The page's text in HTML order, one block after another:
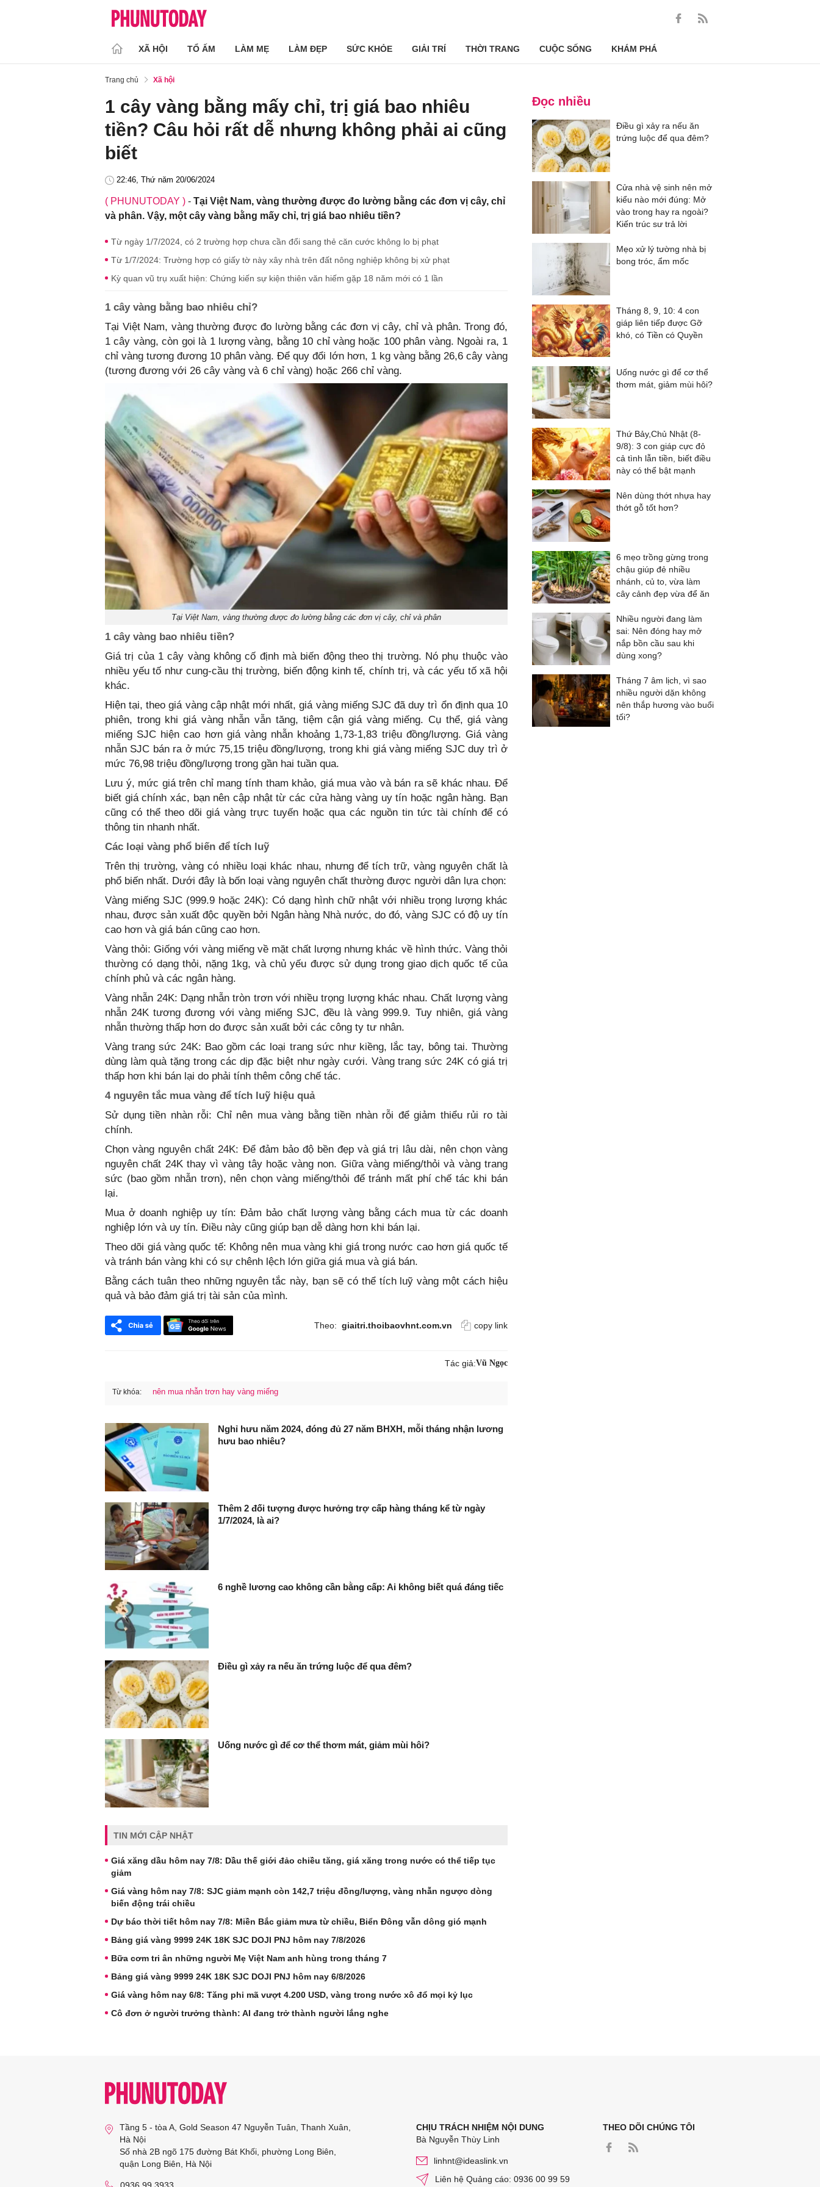
XÃ HỘI TỔ ẤM LÀM MẸ LÀM ĐẸP SỨC KHỎE GIẢI TRÍ THỜI TRANG CUỘC SỐNG KHÁM PHÁ
Trang chủ Xã hội
1 cây vàng bằng mấy chỉ, trị giá bao nhiêu
tiền? Câu hỏi rất dễ nhưng không phải ai cũng
biết
22:46, Thứ năm 20/06/2024
( PHUNUTODAY ) - Tại Việt Nam, vàng thường được đo lường bằng các đơn vị cây, chỉ
và phân. Vậy, một cây vàng bằng mấy chỉ, trị giá bao nhiêu tiền?
Từ ngày 1/7/2024, có 2 trường hợp chưa cần đổi sang thẻ căn cước không lo bị phạt
Từ 1/7/2024: Trường hợp có giấy tờ này xây nhà trên đất nông nghiệp không bị xử phạt
Kỳ quan vũ trụ xuất hiện: Chứng kiến sự kiện thiên văn hiếm gặp 18 năm mới có 1 lần
1 cây vàng bằng bao nhiêu chỉ?
Tại Việt Nam, vàng thường được đo lường bằng các đơn vị cây, chỉ và phân. Trong đó,
1 cây vàng, còn gọi là 1 lượng vàng, bằng 10 chỉ vàng hoặc 100 phân vàng. Ngoài ra, 1
chỉ vàng tương đương 10 phân vàng. Để quy đổi lớn hơn, 1 kg vàng bằng 26,6 cây vàng
(tương đương với 26 cây vàng và 6 chỉ vàng) hoặc 266 chỉ vàng.
Tại Việt Nam, vàng thường được đo lường bằng các đơn vị cây, chỉ và phân
1 cây vàng bao nhiêu tiền?
Giá trị của 1 cây vàng không cố định mà biến động theo thị trường. Nó phụ thuộc vào
nhiều yếu tố như cung-cầu thị trường, biến động kinh tế, chính trị, và các yếu tố xã hội
khác.
Hiện tại, theo giá vàng cập nhật mới nhất, giá vàng miếng SJC đã duy trì ổn định qua 10
phiên, trong khi giá vàng nhẫn vẫn tăng, tiệm cận giá vàng miếng. Cụ thể, giá vàng
miếng SJC hiện cao hơn giá vàng nhẫn khoảng 1,73-1,83 triệu đồng/lượng. Giá vàng
nhẫn SJC bán ra ở mức 75,15 triệu đồng/lượng, trong khi giá vàng miếng SJC duy trì ở
mức 76,98 triệu đồng/lượng trong gần hai tuần qua.
Lưu ý, mức giá trên chỉ mang tính tham khảo, giá mua vào và bán ra sẽ khác nhau. Để
biết giá chính xác, bạn nên cập nhật từ các cửa hàng vàng uy tín hoặc ngân hàng. Bạn
cũng có thể theo dõi giá vàng trực tuyến hoặc qua các nguồn tin tức tài chính để có
thông tin nhanh nhất.
Các loại vàng phổ biến để tích luỹ
Trên thị trường, vàng có nhiều loại khác nhau, nhưng để tích trữ, vàng nguyên chất là
phổ biến nhất. Dưới đây là bốn loại vàng nguyên chất thường được người dân lựa chọn:
Vàng miếng SJC (999.9 hoặc 24K): Có dạng hình chữ nhật với nhiều trọng lượng khác
nhau, được sản xuất độc quyền bởi Ngân hàng Nhà nước, do đó, vàng SJC có độ uy tín
cao hơn và giá bán cũng cao hơn.
Vàng thỏi: Giống với vàng miếng về mặt chất lượng nhưng khác về hình thức. Vàng thỏi
thường có dạng thỏi, nặng 1kg, và chủ yếu được sử dụng trong giao dịch quốc tế của
chính phủ và các ngân hàng.
Vàng nhẫn 24K: Dạng nhẫn tròn trơn với nhiều trọng lượng khác nhau. Chất lượng vàng
nhẫn 24K tương đương với vàng miếng SJC, đều là vàng 999.9. Tuy nhiên, giá vàng
nhẫn thường thấp hơn do được sản xuất bởi các công ty tư nhân.
Vàng trang sức 24K: Bao gồm các loại trang sức như kiềng, lắc tay, bông tai. Thường
dùng làm quà tặng trong các dịp đặc biệt như ngày cưới. Vàng trang sức 24K có giá trị
thấp hơn khi bán lại do phải tính thêm công chế tác.
4 nguyên tắc mua vàng để tích luỹ hiệu quả
Sử dụng tiền nhàn rỗi: Chỉ nên mua vàng bằng tiền nhàn rỗi để giảm thiểu rủi ro tài
chính.
Chọn vàng nguyên chất 24K: Để đảm bảo độ bền đẹp và giá trị lâu dài, nên chọn vàng
nguyên chất 24K thay vì vàng tây hoặc vàng non. Giữa vàng miếng/thỏi và vàng trang
sức (bao gồm nhẫn trơn), nên chọn vàng miếng/thỏi để tránh mất phí chế tác khi bán
lại.
Mua ở doanh nghiệp uy tín: Đảm bảo chất lượng vàng bằng cách mua từ các doanh
nghiệp lớn và uy tín. Điều này cũng giúp bạn dễ dàng hơn khi bán lại.
Theo dõi giá vàng quốc tế: Không nên mua vàng khi giá trong nước cao hơn giá quốc tế
và tránh bán vàng khi có sự chênh lệch lớn giữa giá mua và giá bán.
Bằng cách tuân theo những nguyên tắc này, bạn sẽ có thể tích luỹ vàng một cách hiệu
quả và bảo đảm giá trị tài sản của mình.
Theo: giaitri.thoibaovhnt.com.vn copy link
Tác giả:Vũ Ngọc
Từ khóa: nên mua nhẫn trơn hay vàng miếng
Nghỉ hưu năm 2024, đóng đủ 27 năm BHXH, mỗi tháng nhận lương
hưu bao nhiêu?
Thêm 2 đối tượng được hưởng trợ cấp hàng tháng kể từ ngày
1/7/2024, là ai?
6 nghề lương cao không cần bằng cấp: Ai không biết quá đáng tiếc
Điều gì xảy ra nếu ăn trứng luộc để qua đêm?
Uống nước gì để cơ thể thơm mát, giảm mùi hôi?
TIN MỚI CẬP NHẬT
Giá xăng dầu hôm nay 7/8: Dầu thế giới đảo chiều tăng, giá xăng trong nước có thể tiếp tục
giảm
Giá vàng hôm nay 7/8: SJC giảm mạnh còn 142,7 triệu đồng/lượng, vàng nhẫn ngược dòng
biến động trái chiều
Dự báo thời tiết hôm nay 7/8: Miền Bắc giảm mưa từ chiều, Biển Đông vẫn dông gió mạnh
Bảng giá vàng 9999 24K 18K SJC DOJI PNJ hôm nay 7/8/2026
Bữa cơm tri ân những người Mẹ Việt Nam anh hùng trong tháng 7
Bảng giá vàng 9999 24K 18K SJC DOJI PNJ hôm nay 6/8/2026
Giá vàng hôm nay 6/8: Tăng phi mã vượt 4.200 USD, vàng trong nước xô đổ mọi kỷ lục
Cô đơn ở người trưởng thành: AI đang trở thành người lắng nghe
Đọc nhiều
Điều gì xảy ra nếu ăn
trứng luộc để qua đêm?
Cửa nhà vệ sinh nên mở
kiểu nào mới đúng: Mở
vào trong hay ra ngoài?
Kiến trúc sư trả lời
Mẹo xử lý tường nhà bị
bong tróc, ẩm mốc
Tháng 8, 9, 10: 4 con
giáp liên tiếp được Gỡ
khó, có Tiền có Quyền
Uống nước gì để cơ thể
thơm mát, giảm mùi hôi?
Thứ Bảy,Chủ Nhật (8-
9/8): 3 con giáp cực đỏ
cả tình lẫn tiền, biết điều
này có thể bật mạnh
Nên dùng thớt nhựa hay
thớt gỗ tốt hơn?
6 mẹo trồng gừng trong
chậu giúp đẻ nhiều
nhánh, củ to, vừa làm
cây cảnh đẹp vừa để ăn
Nhiều người đang làm
sai: Nên đóng hay mở
nắp bồn cầu sau khi
dùng xong?
Tháng 7 âm lịch, vì sao
nhiều người dặn không
nên thắp hương vào buổi
tối?
Tầng 5 - tòa A, Gold Season 47 Nguyễn Tuân, Thanh Xuân,
Hà Nội
Số nhà 2B ngõ 175 đường Bát Khối, phường Long Biên,
quận Long Biên, Hà Nội
CHỊU TRÁCH NHIỆM NỘI DUNG
Bà Nguyễn Thùy Linh
linhnt@ideaslink.vn
Liên hệ Quảng cáo: 0936 00 99 59
THEO DÕI CHÚNG TÔI